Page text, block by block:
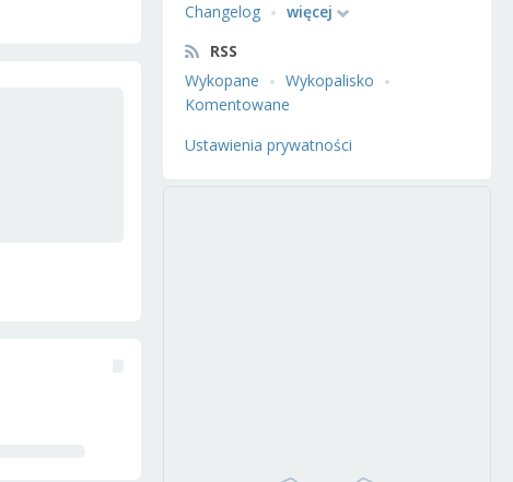
Changelog
więcej
RSS
Wykopane
Wykopalisko
Komentowane
Ustawienia prywatności